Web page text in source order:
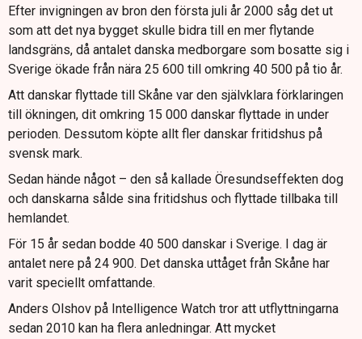
Efter invigningen av bron den första juli år 2000 såg det ut
som att det nya bygget skulle bidra till en mer flytande
landsgräns, då antalet danska medborgare som bosatte sig i
Sverige ökade från nära 25 600 till omkring 40 500 på tio år.
Att danskar flyttade till Skåne var den självklara förklaringen
till ökningen, dit omkring 15 000 danskar flyttade in under
perioden. Dessutom köpte allt fler danskar fritidshus på
svensk mark.
Sedan hände något – den så kallade Öresundseffekten dog
och danskarna sålde sina fritidshus och flyttade tillbaka till
hemlandet.
För 15 år sedan bodde 40 500 danskar i Sverige. I dag är
antalet nere på 24 900. Det danska uttåget från Skåne har
varit speciellt omfattande.
Anders Olshov på Intelligence Watch tror att utflyttningarna
sedan 2010 kan ha flera anledningar. Att mycket